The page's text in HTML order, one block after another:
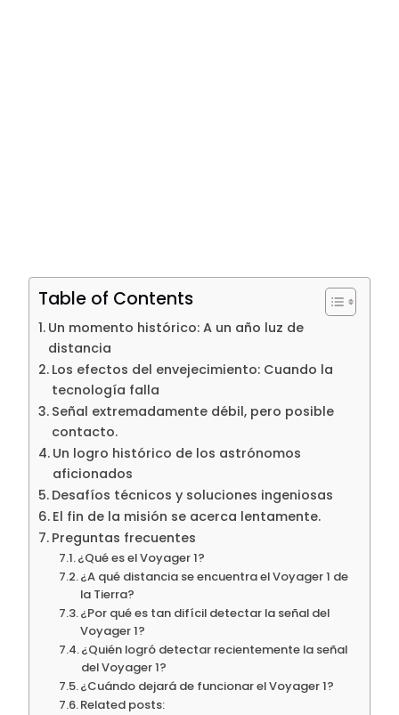
Table of Contents
Un momento histórico: A un año luz de
distancia
Los efectos del envejecimiento: Cuando la
tecnología falla
Señal extremadamente débil, pero posible
contacto.
Un logro histórico de los astrónomos
aficionados
Desafíos técnicos y soluciones ingeniosas
El fin de la misión se acerca lentamente.
Preguntas frecuentes
¿Qué es el Voyager 1?
¿A qué distancia se encuentra el Voyager 1 de
la Tierra?
¿Por qué es tan difícil detectar la señal del
Voyager 1?
¿Quién logró detectar recientemente la señal
del Voyager 1?
¿Cuándo dejará de funcionar el Voyager 1?
Related posts: